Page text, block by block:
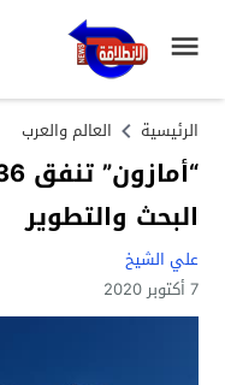
الرئيسية العالم والعرب
البحث والتطوير
علي الشيخ
7 أكتوبر 2020